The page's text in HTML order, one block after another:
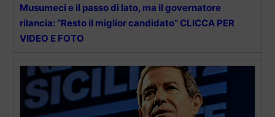
Musumeci e il passo di lato, ma il governatore
rilancia: “Resto il miglior candidato” CLICCA PER
VIDEO E FOTO